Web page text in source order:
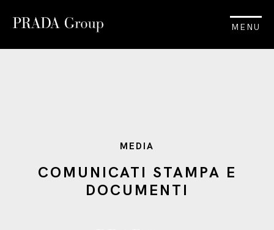
MENU
MEDIA
COMUNICATI STAMPA E
DOCUMENTI